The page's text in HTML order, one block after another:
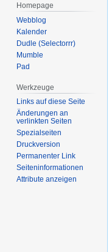
Homepage
Webblog
Kalender
Dudle (Selectorrr)
Mumble
Pad
Werkzeuge
Links auf diese Seite
Änderungen an
verlinkten Seiten
Spezialseiten
Druckversion
Permanenter Link
Seiten­­informationen
Attribute anzeigen